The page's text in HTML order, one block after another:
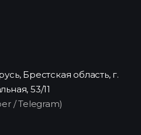
Брестская область, г.
53/11
/ Telegram)